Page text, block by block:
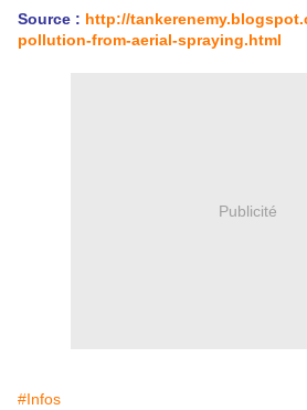
Source : http://
pollution-from-aerial-spraying.html
Publicité
#Infos